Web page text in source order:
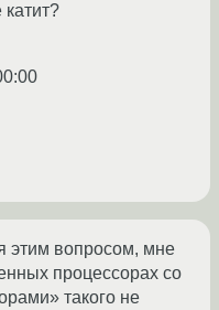
этим вопросом, мне
процессорах со
такого не